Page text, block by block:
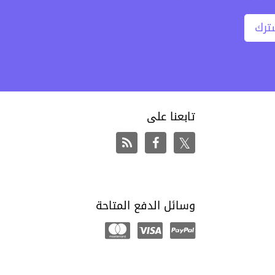
تابعنا على
وسائل الدفع المتاحة